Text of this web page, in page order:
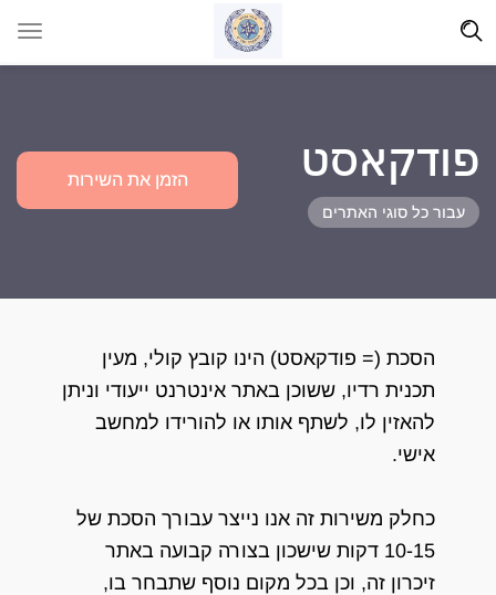
פודקאסט
עבור כל סוגי האתרים
הזמן את השירות
הסכת (= פודקאסט) הינו קובץ קולי, מעין
תכנית רדיו, ששוכן באתר אינטרנט ייעודי וניתן
להאזין לו, לשתף אותו או להורידו למחשב
אישי.
כחלק משירות זה אנו נייצר עבורך הסכת של
10-15 דקות שישכון בצורה קבועה באתר
זיכרון זה, וכן בכל מקום נוסף שתבחר בו,